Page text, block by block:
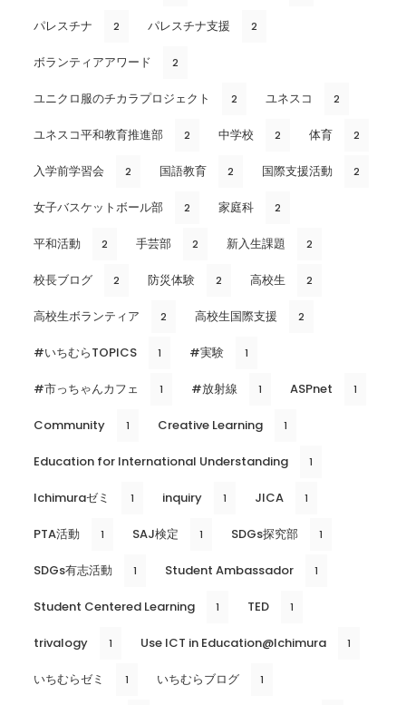
パレスチナ 2 パレスチナ支援 2
ボランティアアワード 2
ユニクロ服のチカラプロジェクト 2 ユネスコ 2
ユネスコ平和教育推進部 2 中学校 2 体育 2
入学前学習会 2 国語教育 2 国際支援活動 2
女子バスケットボール部 2 家庭科 2
平和活動 2 手芸部 2 新入生課題 2
校長ブログ 2 防災体験 2 高校生 2
高校生ボランティア 2 高校生国際支援 2
#いちむらTOPICS 1 #実験 1
#市っちゃんカフェ 1 #放射線 1 ASPnet 1
Community 1 Creative Learning 1
Education for International Understanding 1
Ichimuraゼミ 1 inquiry 1 JICA 1
PTA活動 1 SAJ検定 1 SDGs探究部 1
SDGs有志活動 1 Student Ambassador 1
Student Centered Learning 1 TED 1
trivalogy 1 Use ICT in Education@Ichimura 1
いちむらゼミ 1 いちむらブログ 1